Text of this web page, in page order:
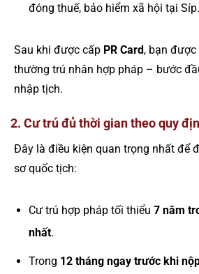
đóng thuế, bảo hiểm xã hội tại Síp.
Sau khi được cấp PR Card, bạn
thường trú nhân hợp pháp – bước
nhập tịch.
2. Cư trú đủ thời gian theo quy
Đây là điều kiện quan trọng nhất để
sơ quốc tịch:
Cư trú hợp pháp tối thiểu 7 năm
nhất.
Trong 12 tháng ngay trước khi